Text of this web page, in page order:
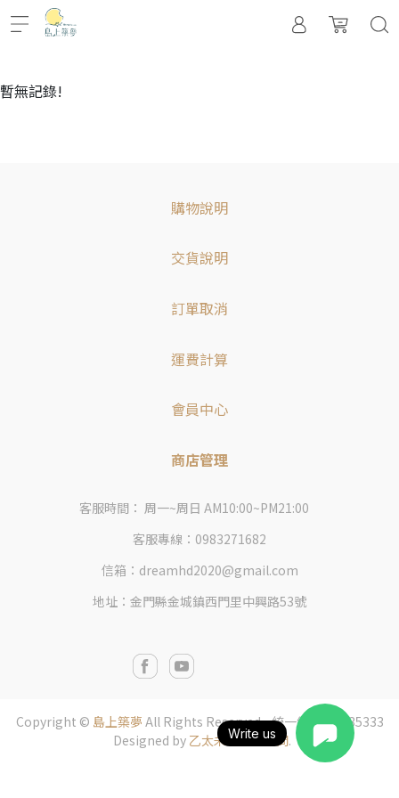
暫無記錄!
購物說明
交貨說明
訂單取消
運費計算
會員中心
商店管理
客服時間： 周一~周日 AM10:00~PM21:00
客服專線：0983271682
信箱：dreamhd2020@gmail.com
地址：金門縣金城鎮西門里中興路53號
Copyright © 島上築夢 All Rights Reserved. 統一編號: 87435333
Designed by 乙太未來商業顧問.
Write us